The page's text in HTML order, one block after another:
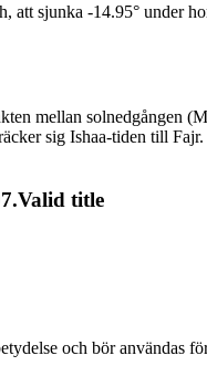
sjunka -14.95° under
mellan
sig Ishaa-tiden till Fajr.
title
och bör